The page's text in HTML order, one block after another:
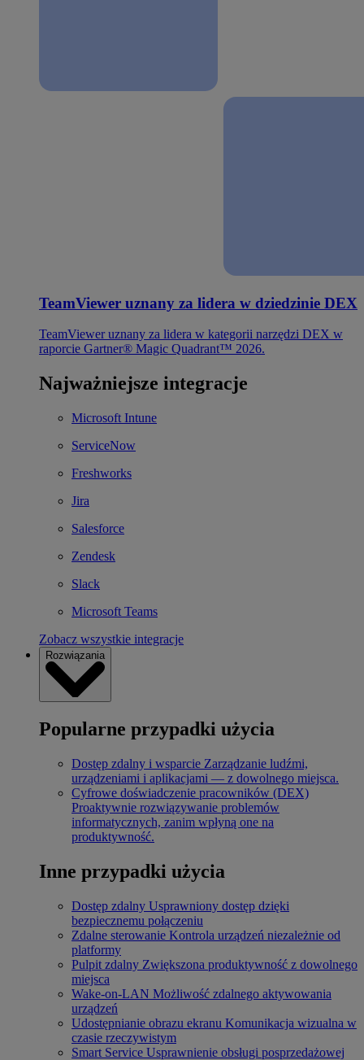
TeamViewer uznany za lidera w dziedzinie DEX
TeamViewer uznany za lidera w kategorii narzędzi DEX w
raporcie Gartner® Magic Quadrant™ 2026.
Najważniejsze integracje
Microsoft Intune
ServiceNow
Freshworks
Jira
Salesforce
Zendesk
Slack
Microsoft Teams
Zobacz wszystkie integracje
Rozwiązania
Popularne przypadki użycia
Dostęp zdalny i wsparcie Zarządzanie ludźmi,
urządzeniami i aplikacjami — z dowolnego miejsca.
Cyfrowe doświadczenie pracowników (DEX)
Proaktywnie rozwiązywanie problemów
informatycznych, zanim wpłyną one na
produktywność.
Inne przypadki użycia
Dostęp zdalny Usprawniony dostęp dzięki
bezpiecznemu połączeniu
Zdalne sterowanie Kontrola urządzeń niezależnie od
platformy
Pulpit zdalny Zwiększona produktywność z dowolnego
miejsca
Wake-on-LAN Możliwość zdalnego aktywowania
urządzeń
Udostępnianie obrazu ekranu Komunikacja wizualna w
czasie rzeczywistym
Smart Service Usprawnienie obsługi posprzedażowej